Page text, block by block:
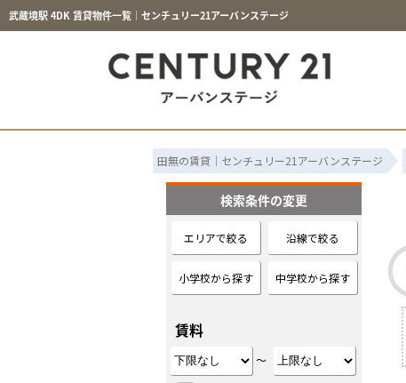
武蔵境駅 4DK 賃貸物件一覧｜センチュリー21アーバンステージ
田無の賃貸｜センチュリー21アーバンステージ
検索条件の変更
エリアで絞る 沿線で絞る
小学校から探す 中学校から探す
賃料
～